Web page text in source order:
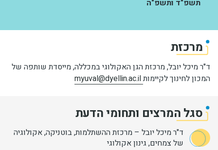
תשפ"ד ותשפ"ה
מרכזת
ד"ר מיכל יובל, מרכזת הגן האקולוגי במכללה, מייסדת שותפה של
המכון לחינוך לקיימותmyuval@dyellin.ac.il
סגל המרצים ותחומי הדעת
ד"ר מיכל יובל – מרכזת ההשתלמות, בוטניקה, אקולוגיה
של צמחים, גינון אקולוגי